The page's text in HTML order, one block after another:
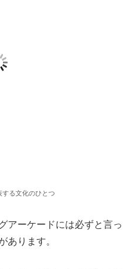
する文化のひとつ
アーケードには必ずと言っ
あります。